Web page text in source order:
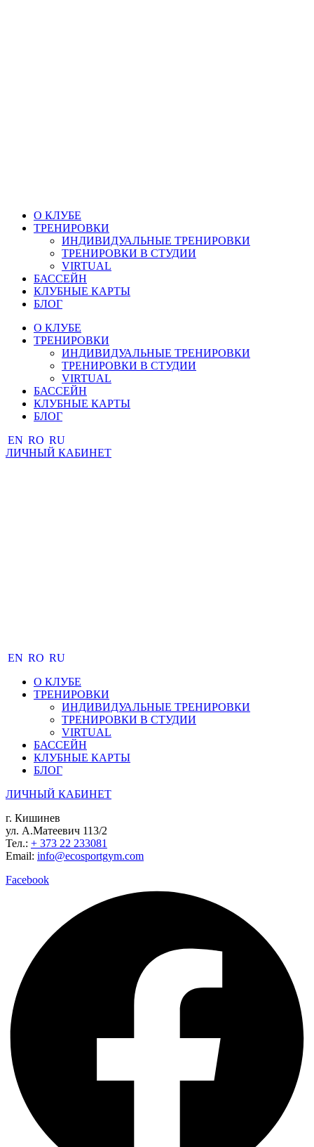
О КЛУБЕ
ТРЕНИРОВКИ
ИНДИВИДУАЛЬНЫЕ ТРЕНИРОВКИ
ТРЕНИРОВКИ В СТУДИИ
VIRTUAL
БАССЕЙН
КЛУБНЫЕ КАРТЫ
БЛОГ
О КЛУБЕ
ТРЕНИРОВКИ
ИНДИВИДУАЛЬНЫЕ ТРЕНИРОВКИ
ТРЕНИРОВКИ В СТУДИИ
VIRTUAL
БАССЕЙН
КЛУБНЫЕ КАРТЫ
БЛОГ
EN RO RU
ЛИЧНЫЙ КАБИНЕТ
EN RO RU
О КЛУБЕ
ТРЕНИРОВКИ
ИНДИВИДУАЛЬНЫЕ ТРЕНИРОВКИ
ТРЕНИРОВКИ В СТУДИИ
VIRTUAL
БАССЕЙН
КЛУБНЫЕ КАРТЫ
БЛОГ
ЛИЧНЫЙ КАБИНЕТ
г. Кишинев
ул. А.Матеевич 113/2
Тел.: + 373 22 233081
Email: info@ecosportgym.com
Facebook